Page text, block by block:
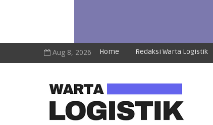
Aug 8, 2026 Home Redaksi Warta Logistik